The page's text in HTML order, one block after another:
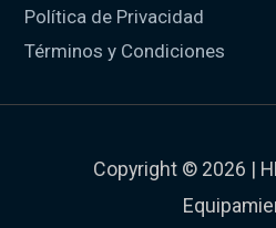
Política de Privacidad
Términos y Condiciones
Copyright © 2026 |